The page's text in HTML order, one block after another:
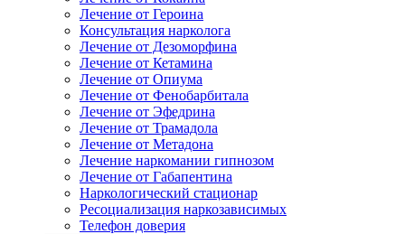
Лечение от Героина
Консультация нарколога
Лечение от Дезоморфина
Лечение от Кетамина
Лечение от Опиума
Лечение от Фенобарбитала
Лечение от Эфедрина
Лечение от Трамадола
Лечение от Метадона
Лечение наркомании гипнозом
Лечение от Габапентина
Наркологический стационар
Ресоциализация наркозависимых
Телефон доверия